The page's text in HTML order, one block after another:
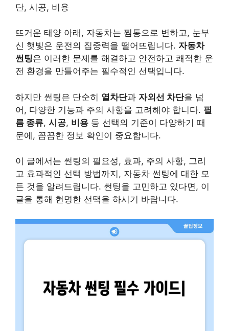
단, 시공, 비용
뜨거운 태양 아래, 자동차는 찜통으로 변하고, 눈부
신 햇빛은 운전의 집중력을 떨어뜨립니다. 자동차
썬팅은 이러한 문제를 해결하고 안전하고 쾌적한 운
전 환경을 만들어주는 필수적인 선택입니다.
하지만 썬팅은 단순히 열차단과 자외선 차단을 넘
어, 다양한 기능과 주의 사항을 고려해야 합니다. 필
름 종류, 시공, 비용 등 선택의 기준이 다양하기 때
문에, 꼼꼼한 정보 확인이 중요합니다.
이 글에서는 썬팅의 필요성, 효과, 주의 사항, 그리
고 효과적인 선택 방법까지, 자동차 썬팅에 대한 모
든 것을 알려드립니다. 썬팅을 고민하고 있다면, 이
글을 통해 현명한 선택을 하시기 바랍니다.